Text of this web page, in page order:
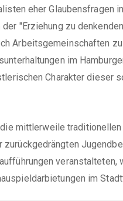
eher Glaubensfragen
"Erziehung zu
Arbeitsgemeinschaften
im
Charakter dieser
mittlerweile
im